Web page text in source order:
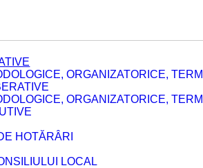
ORGANIZATORICE,
ORGANIZATORICE,
HOTĂRÂRI
LOCAL